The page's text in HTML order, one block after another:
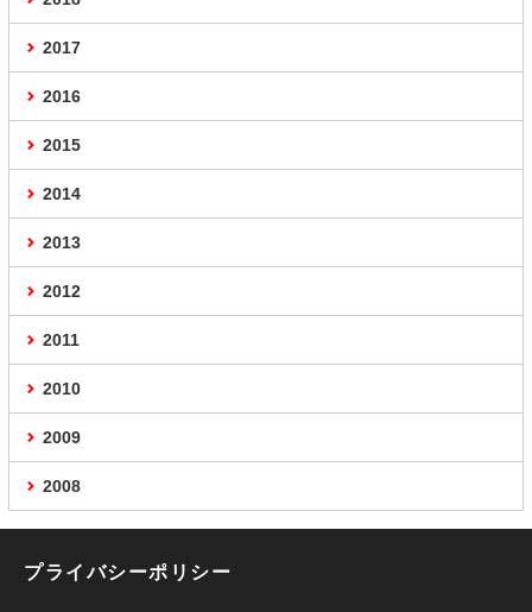
2017
2016
2015
2014
2013
2012
2011
2010
2009
2008
プライバシーポリシー